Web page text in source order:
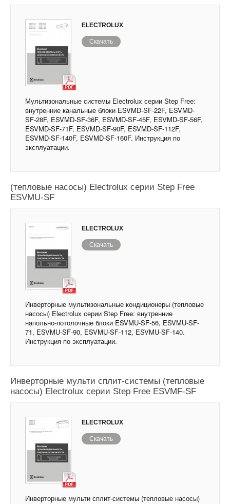
ELECTROLUX
Скачать
Мультизональные системы Electrolux серии Step Free:
внутренние канальные блоки ESVMD-SF-22F, ESVMD-
SF-28F, ESVMD-SF-36F, ESVMD-SF-45F, ESVMD-SF-56F,
ESVMD-SF-71F, ESVMD-SF-90F, ESVMD-SF-112F,
ESVMD-SF-140F, ESVMD-SF-160F. Инструкция по
эксплуатации.
(тепловые насосы) Electrolux серии Step Free
ESVMU-SF
ELECTROLUX
Скачать
Инверторные мультизональные кондиционеры (тепловые
насосы) Electrolux серии Step Free: внутренние
напольно-потолочные блоки ESVMU-SF-56, ESVMU-SF-
71, ESVMU-SF-90, ESVMU-SF-112, ESVMU-SF-140.
Инструкция по эксплуатации.
Инверторные мульти сплит-системы (тепловые
насосы) Electrolux серии Step Free ESVMF-SF
ELECTROLUX
Скачать
Инверторные мульти сплит-системы (тепловые насосы)